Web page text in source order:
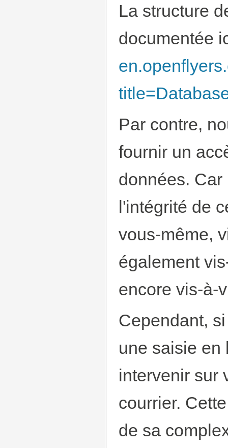
La structure
documentée
Par contre,
fournir un
données.
l'intégrité de
vous-même,
également
encore vis-à-
Cependant,
une saisie en
intervenir sur
courrier.
de sa